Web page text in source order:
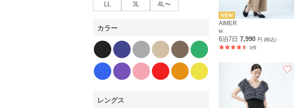
AIMER
M
6泊7日 7,990 円 (税込)
3件
LL
3L 4L〜
カラー
レングス